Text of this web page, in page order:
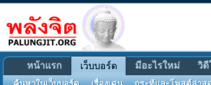
หน้าแรก เว็บบอร์ด มีอะไรใหม่ วิดี